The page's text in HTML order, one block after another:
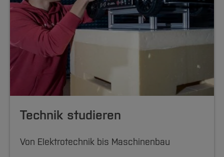
Technik studieren
Von Elektrotechnik bis Maschinenbau